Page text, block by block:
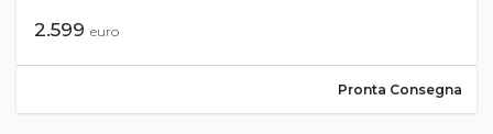
2.599 euro
Pronta Consegna